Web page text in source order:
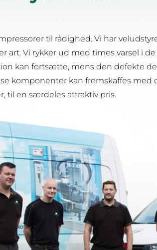
til rådighed. Vi har
art. Vi rykker ud med times varsel i
kan fortsætte, mens den defekte
komponenter kan fremskaffes med
til en særdeles attraktiv pris.